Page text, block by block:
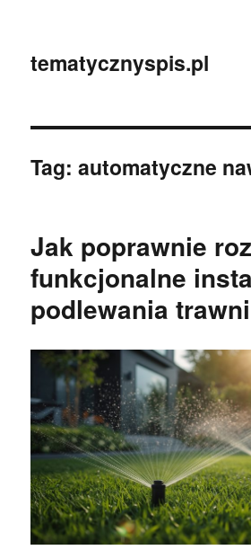
tematycznyspis.pl
Tag:automatyczne
Jak poprawnie
funkcjonalne
podlewania